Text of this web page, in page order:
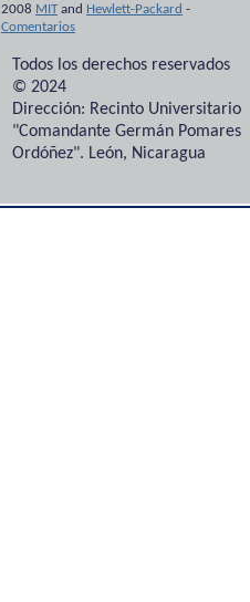
2008 MITand Hewlett-Packard -
Comentarios
Todos los derechos reservados
© 2024
Dirección: Recinto Universitario
"Comandante Germán Pomares
Ordóñez". León, Nicaragua